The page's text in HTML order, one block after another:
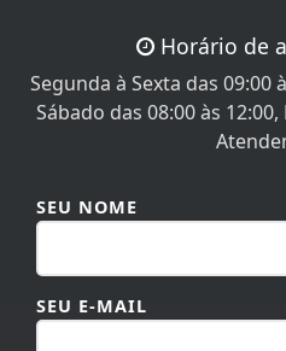
Horário de
Segunda à Sexta das 09:00
Sábado das 08:00 às
SEU NOME
SEU E-MAIL